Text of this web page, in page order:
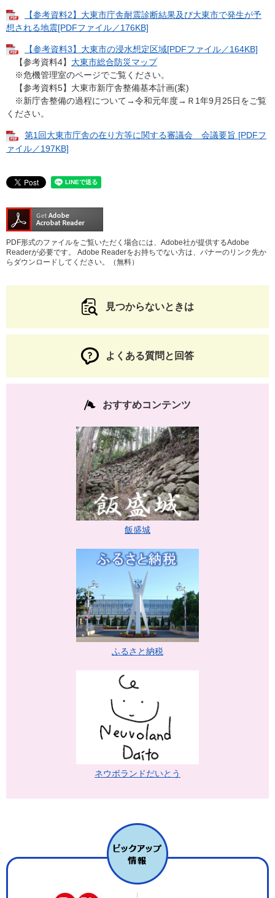
【参考資料2】大東市庁舎耐震診断結果及び大東市で発生が予
想される地震[PDFファイル／176KB]
【参考資料3】大東市の浸水想定区域[PDFファイル／164KB]
【参考資料4】 大東市総合防災マップ
※危機管理室のページでご覧ください。
【参考資料5】大東市新庁舎整備基本計画(案)
※新庁舎整備の過程について→令和元年度→Ｒ1年9月25日をご覧
ください。
第1回大東市庁舎の在り方等に関する審議会 会議要旨 [PDFフ
ァイル／197KB]
PDF形式のファイルをご覧いただく場合には、Adobe社が提供するAdobe
Readerが必要です。
Adobe Readerをお持ちでない方は、バナーのリンク先か
らダウンロードしてください。（無料）
見つからないときは
よくある質問と回答
おすすめコンテンツ
飯盛城
ふるさと納税
ネウボランドだいとう